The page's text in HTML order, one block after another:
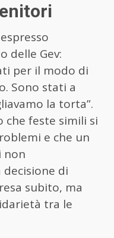
delle Gev:
per il modo di
Sono stati a
la torta”.
feste simili si
e che un
non
decisione di
subito, ma
tra le